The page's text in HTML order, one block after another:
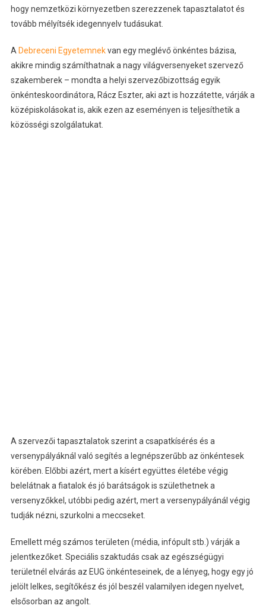
hogy nemzetközi környezetben szerezzenek tapasztalatot és
tovább mélyítsék idegennyelv tudásukat.
A Debreceni Egyetemnekvan egy meglévő önkéntes bázisa,
akikre mindig számíthatnak a nagy világversenyeket szervező
szakemberek – mondta a helyi szervezőbizottság egyik
önkénteskoordinátora, Rácz Eszter, aki azt is hozzátette, várják a
középiskolásokat is, akik ezen az eseményen is teljesíthetik a
közösségi szolgálatukat.
A szervezői tapasztalatok szerint a csapatkísérés és a
versenypályáknál való segítés a legnépszerűbb az önkéntesek
körében. Előbbi azért, mert a kísért együttes életébe végig
belelátnak a fiatalok és jó barátságok is születhetnek a
versenyzőkkel, utóbbi pedig azért, mert a versenypályánál végig
tudják nézni, szurkolni a meccseket.
Emellett még számos területen (média, infópult stb.) várják a
jelentkezőket. Speciális szaktudás csak az egészségügyi
területnél elvárás az EUG önkénteseinek, de a lényeg, hogy egy jó
jelölt lelkes, segítőkész és jól beszél valamilyen idegen nyelvet,
elsősorban az angolt.